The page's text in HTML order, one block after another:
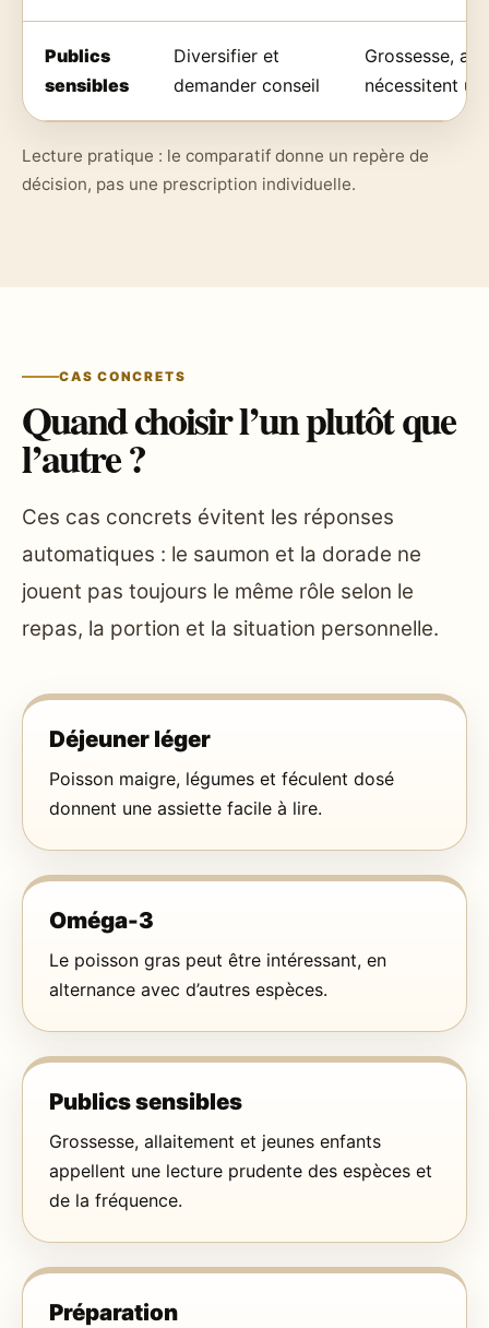
Publics
sensibles
Diversifier et
demander conseil
Grossesse,
nécessitent
Lecture pratique : le comparatif donne un repère de
décision, pas une prescription individuelle.
CAS CONCRETS
Quand choisir l’un plutôt que
l’autre ?
Ces cas concrets évitent les réponses
automatiques : le saumon et la dorade ne
jouent pas toujours le même rôle selon le
repas, la portion et la situation personnelle.
Déjeuner léger
Poisson maigre, légumes et féculent dosé
donnent une assiette facile à lire.
Oméga-3
Le poisson gras peut être intéressant, en
alternance avec d’autres espèces.
Publics sensibles
Grossesse, allaitement et jeunes enfants
appellent une lecture prudente des espèces et
de la fréquence.
Préparation